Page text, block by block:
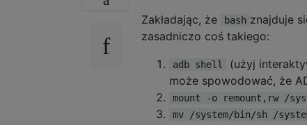
Zakładając, że
bash znajduje
zasadniczo coś takiego:
adb shell
(użyj
może spowodować, że
mount -o remount,rw /
mv /system/bin/sh /